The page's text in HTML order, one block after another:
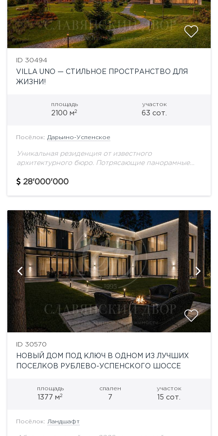
ID 30494
VILLA UNO — СТИЛЬНОЕ ПРОСТРАНСТВО ДЛЯ
ЖИЗНИ!
площадь
2100 м2
участок
63 сот.
Посёлок: Дарьино-Успенское
Уникальная резиденция от известного
архитектурного бюро. Потрясающие панорамные
проект уникальным на рынке загородной
28'000'000
ID 30570
НОВЫЙ ДОМ ПОД КЛЮЧ В ОДНОМ ИЗ ЛУЧШИХ
ПОСЕЛКОВ РУБЛЕВО-УСПЕНСКОГО ШОССЕ
площадь
1377 м2
спален
7
участок
15 сот.
Посёлок: Ландшафт